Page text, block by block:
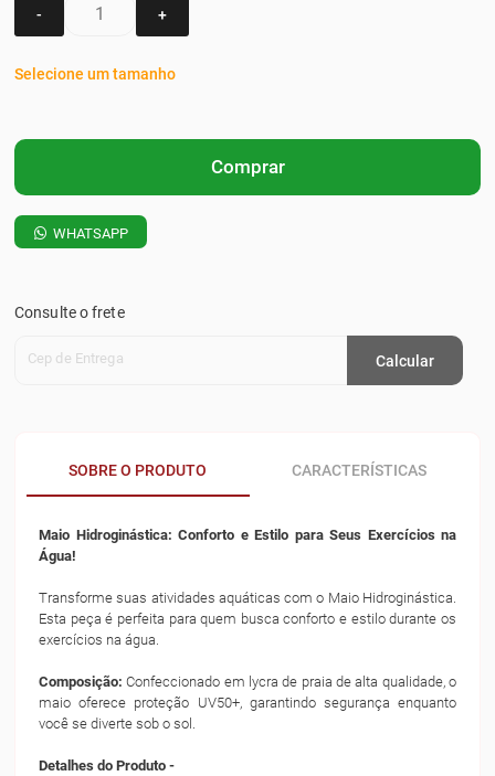
- +
Selecione um tamanho
Comprar
WHATSAPP
Consulte o frete
Cep de Entrega Calcular
SOBRE O PRODUTO CARACTERÍSTICAS
Maio Hidroginástica: Conforto e Estilo para Seus Exercícios na
Água!
Transforme suas atividades aquáticas com o Maio Hidroginástica.
Esta peça é perfeita para quem busca conforto e estilo durante os
exercícios na água.
Composição: Confeccionado em lycra de praia de alta qualidade, o
maio oferece proteção UV50+, garantindo segurança enquanto
você se diverte sob o sol.
Detalhes do Produto -